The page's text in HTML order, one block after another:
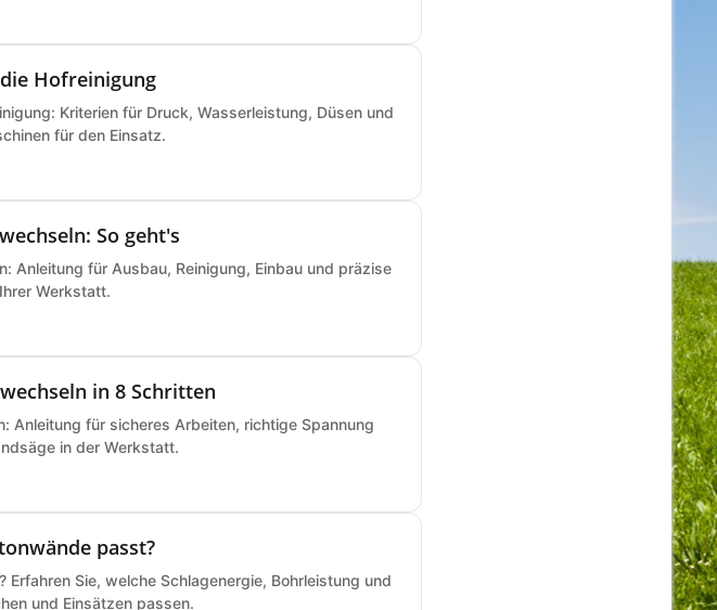
Hofreinigung
Kriterien für Druck, Wasserleistung, Düsen und
für den Einsatz.
So geht's
Anleitung für Ausbau, Reinigung, Einbau und präzise
Werkstatt.
in 8 Schritten
Anleitung für sicheres Arbeiten, richtige Spannung
in der Werkstatt.
passt?
Erfahren Sie, welche Schlagenergie, Bohrleistung und
und Einsätzen passen.